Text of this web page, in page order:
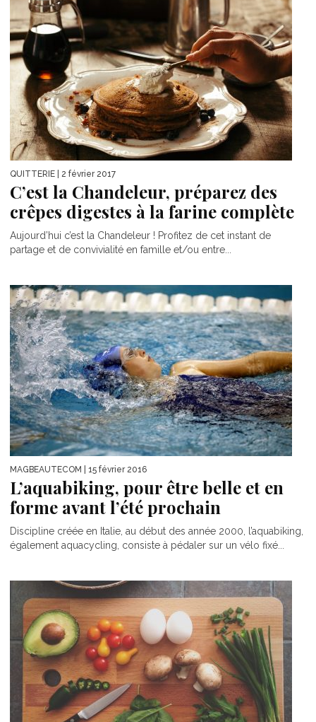
QUITTERIE | 2 février 2017
C’est la Chandeleur, préparez des
crêpes digestes à la farine complète
Aujourd’hui c’est la Chandeleur ! Profitez de cet instant de
partage et de convivialité en famille et/ou entre...
MAGBEAUTECOM | 15 février 2016
L’aquabiking, pour être belle et en
forme avant l’été prochain
Discipline créée en Italie, au début des année 2000, l’aquabiking,
également aquacycling, consiste à pédaler sur un vélo fixé...